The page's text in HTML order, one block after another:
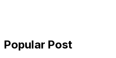
Popular Post